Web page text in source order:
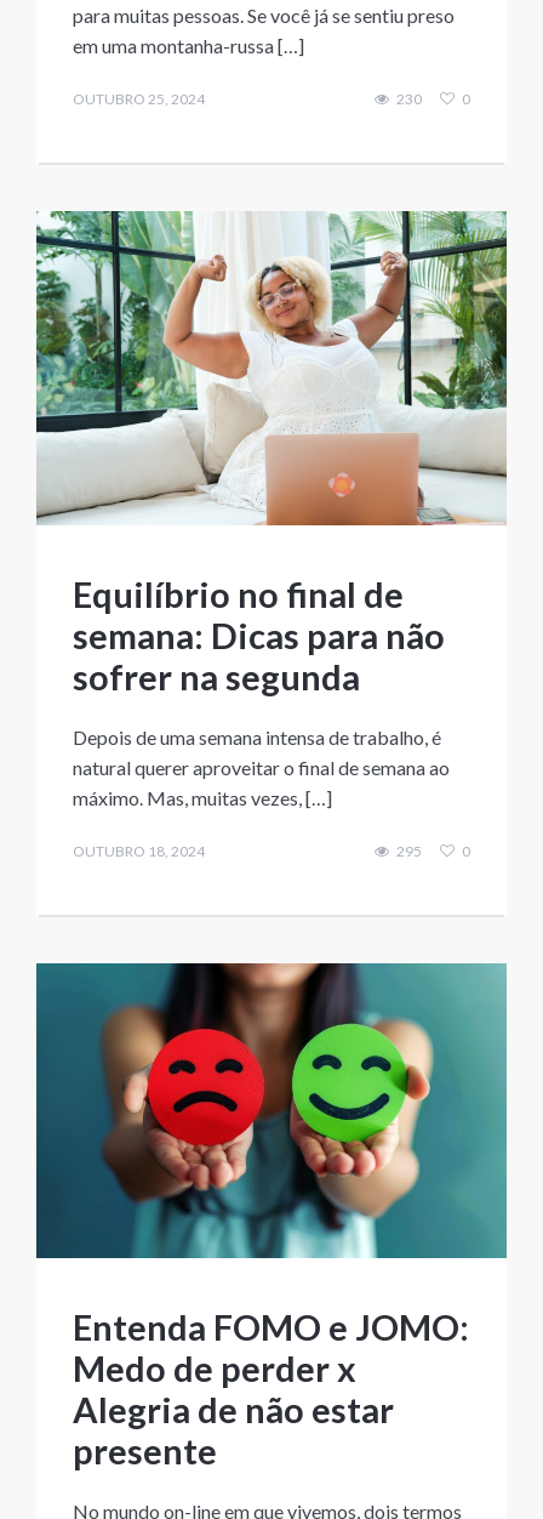
para muitas pessoas. Se você já se sentiu preso
em uma montanha-russa […]
OUTUBRO 25, 2024 230 0
Equilíbrio no final de
semana: Dicas para não
sofrer na segunda
Depois de uma semana intensa de trabalho, é
natural querer aproveitar o final de semana ao
máximo. Mas, muitas vezes, […]
OUTUBRO 18, 2024 295 0
Entenda FOMO e JOMO:
Medo de perder x
Alegria de não estar
presente
No mundo on-line em que vivemos, dois termos